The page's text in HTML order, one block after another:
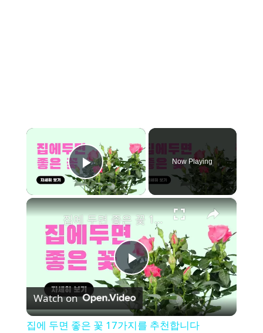
×
Play Video
Now Playing
×
P
l
집에 두면 좋은 꽃 17가지를 추천합니다
Watch on
집에 두면 좋은 꽃 17가지를 추천합니다